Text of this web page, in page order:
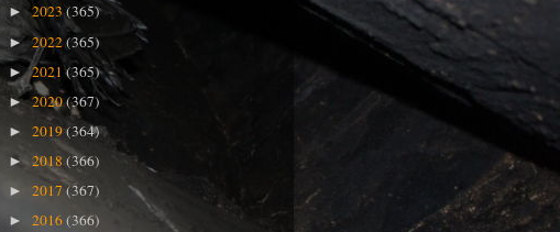
►2023(365)
►2022(365)
►2021(365)
►2020(367)
► 2019(364)
► 2018 (366)
► 2017 (367)
► 2016(366)